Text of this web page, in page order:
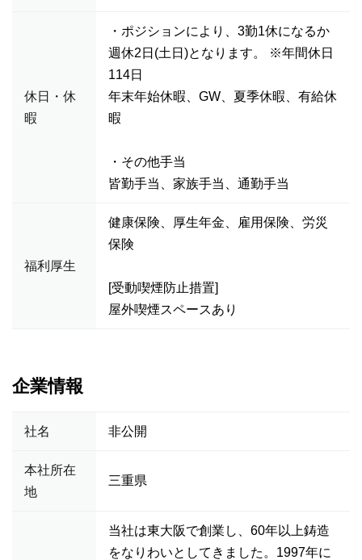
休日・休
暇
・ポジションにより、3勤1休になるか
週休2日(土日)となります。 ※年間休日
114日
年末年始休暇、GW、夏季休暇、有給休
暇
・その他手当
皆勤手当、家族手当、通勤手当
福利厚生
健康保険、厚生年金、雇用保険、労災
保険
[受動喫煙防止措置]
屋外喫煙スペースあり
企業情報
社名 非公開
本社所在
地
三重県
当社は東大阪で創業し、60年以上鋳造
をなりわいとしてきました。1997年に